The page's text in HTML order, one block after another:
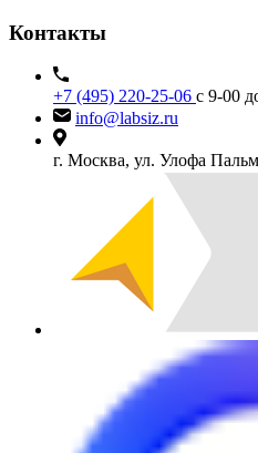
Контакты
+7 (495) 220-25-06 с 9-00
info@labsiz.ru
г. Москва, ул. Улофа